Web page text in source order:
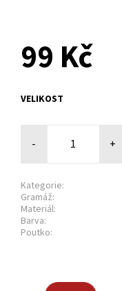
99 Kč
VELIKOST
- +
Kategorie:
Gramáž:
Materiál:
Barva:
Poutko: